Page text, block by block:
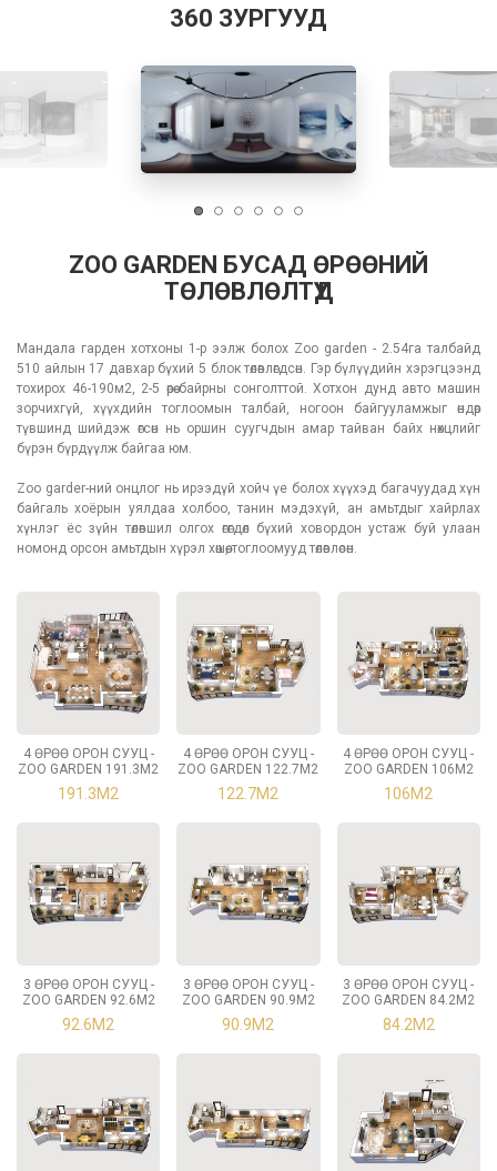
360 ЗУРГУУД
ZOO GARDEN БУСАД ӨРӨӨНИЙ
ТӨЛӨВЛӨЛТҮҮД
Мандала гарден хотхоны 1-р ээлж болох Zoo garden - 2.54га талбайд
510 айлын 17 давхар бүхий 5 блок төлөвлөгдсөн. Гэр бүлүүдийн хэрэгцээнд
тохирох 46-190м2, 2-5 өрөө байрны сонголттой. Хотхон дунд авто машин
зорчихгүй, хүүхдийн тоглоомын талбай, ногоон байгууламжыг өндөр
түвшинд шийдэж өгсөн нь оршин суугчдын амар тайван байх нөхцлийг
бүрэн бүрдүүлж байгаа юм.
Zoo garder-ний онцлог нь ирээдүй хойч үе болох хүүхэд багачуудад хүн
байгаль хоёрын уялдаа холбоо, танин мэдэхүй, ан амьтдыг хайрлах
хүнлэг ёс зүйн төлөвшил олгох өгөгдөл бүхий ховордон устаж буй улаан
номонд орсон амьтдын хүрэл хөшөө, тоглоомууд төлөвлөсөн.
4 ӨРӨӨ ОРОН СУУЦ -
ZOO GARDEN 191.3М2
191.3М2
4 ӨРӨӨ ОРОН СУУЦ -
ZOO GARDEN 122.7М2
122.7М2
4 ӨРӨӨ ОРОН СУУЦ -
ZOO GARDEN 106М2
106М2
3 ӨРӨӨ ОРОН СУУЦ -
ZOO GARDEN 92.6М2
92.6М2
3 ӨРӨӨ ОРОН СУУЦ -
ZOO GARDEN 90.9М2
90.9М2
3 ӨРӨӨ ОРОН СУУЦ -
ZOO GARDEN 84.2М2
84.2М2